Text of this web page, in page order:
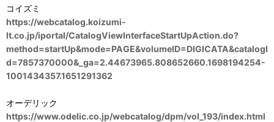
コイズミ
https://webcatalog.koizumi-
lt.co.jp/iportal/CatalogViewInterfaceStartUpAction.do?
method=startUp&mode=PAGE&volumeID=DIGICATA&catalogI
d=7857370000&_ga=2.44673965.808652660.1698194254-
1001434357.1651291362
オーデリック
https://www.odelic.co.jp/webcatalog/dpm/vol_193/index.html